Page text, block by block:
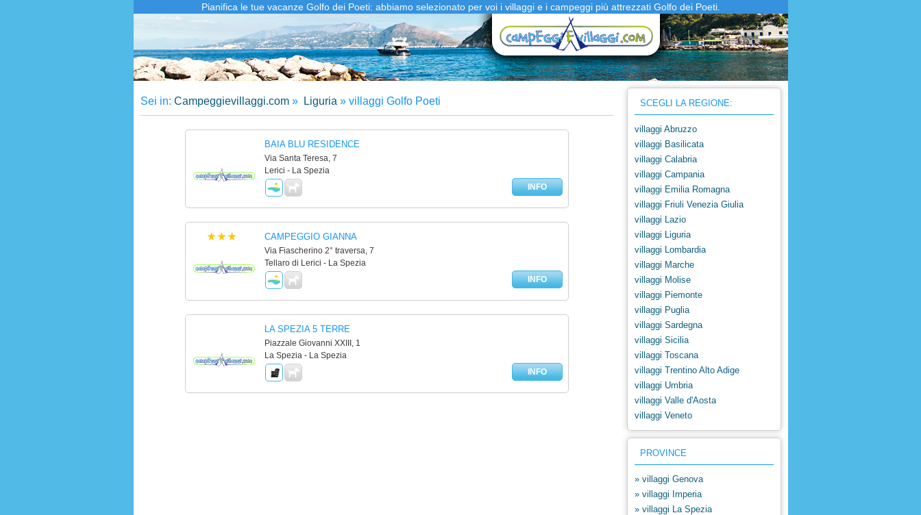
Pianifica le tue vacanze Golfo dei Poeti: abbiamo selezionato per voi i villaggi e i campeggi più attrezzati Golfo dei Poeti.
Sei in: Campeggievillaggi.com» Liguria » villaggi Golfo Poeti
BAIA BLU RESIDENCE
Via Santa Teresa, 7
Lerici - La Spezia
INFO
CAMPEGGIO GIANNA
Via Fiascherino 2° traversa, 7
Tellaro di Lerici - La Spezia
INFO
LA SPEZIA 5 TERRE
Piazzale Giovanni XXIII, 1
La Spezia - La Spezia
INFO
SCEGLI LA REGIONE:
villaggi Abruzzo
villaggi Basilicata
villaggi Calabria
villaggi Campania
villaggi Emilia Romagna
villaggi Friuli Venezia Giulia
villaggi Lazio
villaggi Liguria
villaggi Lombardia
villaggi Marche
villaggi Molise
villaggi Piemonte
villaggi Puglia
villaggi Sardegna
villaggi Sicilia
villaggi Toscana
villaggi Trentino Alto Adige
villaggi Umbria
villaggi Valle d'Aosta
villaggi Veneto
PROVINCE
» villaggi Genova
» villaggi Imperia
» villaggi La Spezia